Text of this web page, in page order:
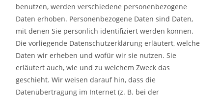
benutzen, werden verschiedene personenbezogene
Daten erhoben. Personenbezogene Daten sind Daten,
mit denen Sie persönlich identifiziert werden können.
Die vorliegende Datenschutzerklärung erläutert, welche
Daten wir erheben und wofür wir sie nutzen. Sie
erläutert auch, wie und zu welchem Zweck das
geschieht. Wir weisen darauf hin, dass die
Datenübertragung im Internet (z. B. bei der